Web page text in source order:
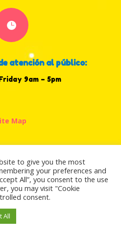

atención al público:
9am – 5pm
Map
reserved Amor
by Hurricane Digital
to give you the most
your preferences and
All”, you consent to the use
you may visit "Cookie
consent.
All